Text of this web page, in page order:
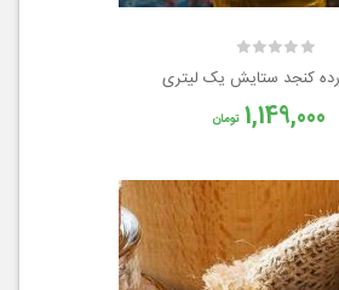
کنجد ستایش یک لیتری
1,149,000 تومان